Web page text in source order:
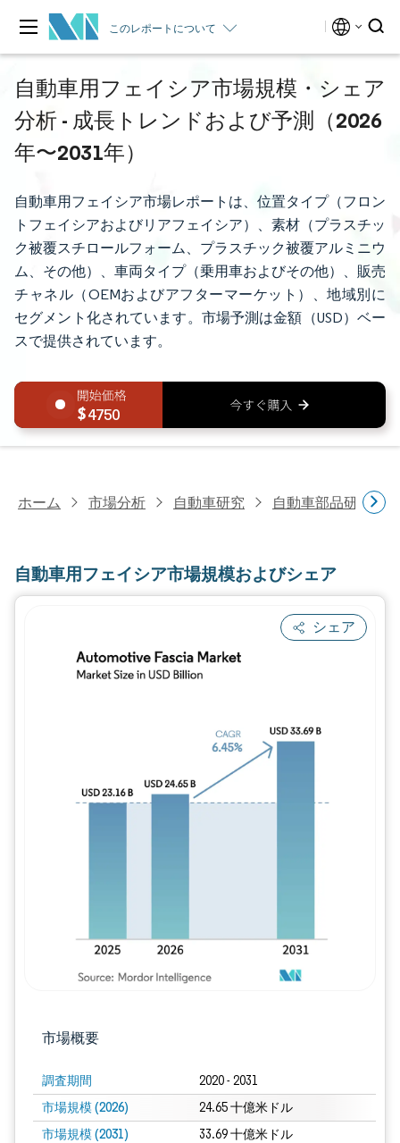
このレポートについて
自動車用フェイシア市場規模・シェア
分析 - 成長トレンドおよび予測（2026
年〜2031年）
自動車用フェイシア市場レポートは、位置タイプ（フロン
トフェイシアおよびリアフェイシア）、素材（プラスチッ
ク被覆スチロールフォーム、プラスチック被覆アルミニウ
ム、その他）、車両タイプ（乗用車およびその他）、販売
チャネル（OEMおよびアフターマーケット）、地域別に
セグメント化されています。市場予測は金額（USD）ベー
スで提供されています。
4750
ホーム 市場分析 自動車研究 自動車部品研究
自動車用フェイシア市場規模およびシェア
シェア
市場概要
調査期間 2020 - 2031
市場規模 (2026) 24.65 十億米ドル
市場規模 (2031) 33.69 十億米ドル